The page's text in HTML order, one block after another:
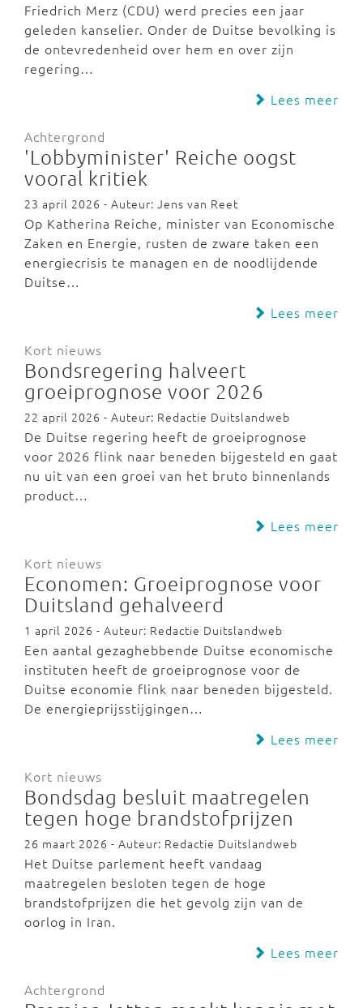
Friedrich Merz (CDU) werd precies een jaar
geleden kanselier. Onder de Duitse bevolking is
de ontevredenheid over hem en over zijn
regering…
Lees meer
Achtergrond
'Lobbyminister' Reiche oogst
vooral kritiek
23 april 2026 - Auteur: Jens van Reet
Op Katherina Reiche, minister van Economische
Zaken en Energie, rusten de zware taken een
energiecrisis te managen en de noodlijdende
Duitse…
Lees meer
Kort nieuws
Bondsregering halveert
groeiprognose voor 2026
22 april 2026 - Auteur: Redactie Duitslandweb
De Duitse regering heeft de groeiprognose
voor 2026 flink naar beneden bijgesteld en gaat
nu uit van een groei van het bruto binnenlands
product…
Lees meer
Kort nieuws
Economen: Groeiprognose voor
Duitsland gehalveerd
1 april 2026 - Auteur: Redactie Duitslandweb
Een aantal gezaghebbende Duitse economische
instituten heeft de groeiprognose voor de
Duitse economie flink naar beneden bijgesteld.
De energieprijsstijgingen…
Lees meer
Kort nieuws
Bondsdag besluit maatregelen
tegen hoge brandstofprijzen
26 maart 2026 - Auteur: Redactie Duitslandweb
Het Duitse parlement heeft vandaag
maatregelen besloten tegen de hoge
brandstofprijzen die het gevolg zijn van de
oorlog in Iran.
Lees meer
Achtergrond